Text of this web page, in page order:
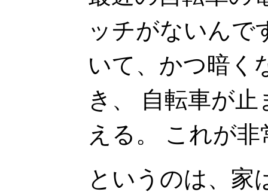
ッチがないんで
いて、かつ暗く
き、 自転車が
える。 これが
というのは、家